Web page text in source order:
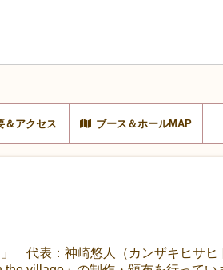
＆アクセス ブース＆ホールMAP
代表：神崎悠人（カンザキヒサヒ